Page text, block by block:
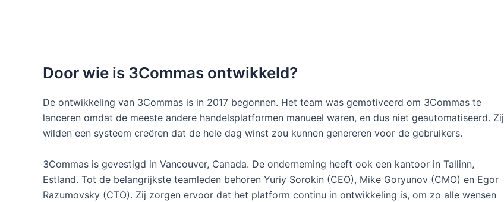
Door wie is 3Commas ontwikkeld?
De ontwikkeling van 3Commas is in 2017 begonnen. Het team was gemotiveerd om 3Commas te
lanceren omdat de meeste andere handelsplatformen manueel waren, en dus niet geautomatiseerd. Zij
wilden een systeem creëren dat de hele dag winst zou kunnen genereren voor de gebruikers.
3Commas is gevestigd in Vancouver, Canada. De onderneming heeft ook een kantoor in Tallinn,
Estland. Tot de belangrijkste teamleden behoren Yuriy Sorokin (CEO), Mike Goryunov (CMO) en Egor
Razumovsky (CTO). Zij zorgen ervoor dat het platform continu in ontwikkeling is, om zo alle wensen